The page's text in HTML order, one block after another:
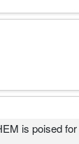
is poised